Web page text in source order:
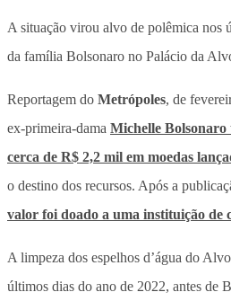
A situação virou alvo de polêmica nos
da família Bolsonaro no Palácio da
Reportagem do Metrópoles, de
ex-primeira-dama Michelle
cerca de R$ 2,2 mil em moedas
o destino dos recursos. Após a
valor foi doado a uma instituição de
A limpeza dos espelhos d’água do
últimos dias do ano de 2022, antes de